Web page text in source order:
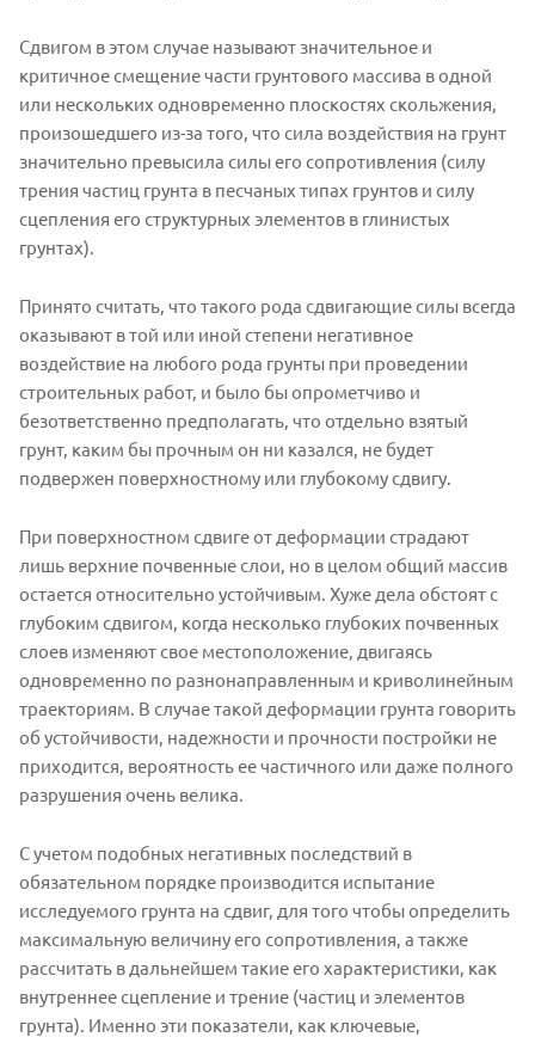
Сдвигом в этом случае называют значительное и
критичное смещение части грунтового массива в одной
или нескольких одновременно плоскостях скольжения,
произошедшего из-за того, что сила воздействия на грунт
значительно превысила силы его сопротивления (силу
трения частиц грунта в песчаных типах грунтов и силу
сцепления его структурных элементов в глинистых
грунтах).
Принято считать, что такого рода сдвигающие силы всегда
оказывают в той или иной степени негативное
воздействие на любого рода грунты при проведении
строительных работ, и было бы опрометчиво и
безответственно предполагать, что отдельно взятый
грунт, каким бы прочным он ни казался, не будет
подвержен поверхностному или глубокому сдвигу.
При поверхностном сдвиге от деформации страдают
лишь верхние почвенные слои, но в целом общий массив
остается относительно устойчивым. Хуже дела обстоят с
глубоким сдвигом, когда несколько глубоких почвенных
слоев изменяют свое местоположение, двигаясь
одновременно по разнонаправленным и криволинейным
траекториям. В случае такой деформации грунта говорить
об устойчивости, надежности и прочности постройки не
приходится, вероятность ее частичного или даже полного
разрушения очень велика.
С учетом подобных негативных последствий в
обязательном порядке производится испытание
исследуемого грунта на сдвиг, для того чтобы определить
максимальную величину его сопротивления, а также
рассчитать в дальнейшем такие его характеристики, как
внутреннее сцепление и трение (частиц и элементов
грунта). Именно эти показатели, как ключевые,